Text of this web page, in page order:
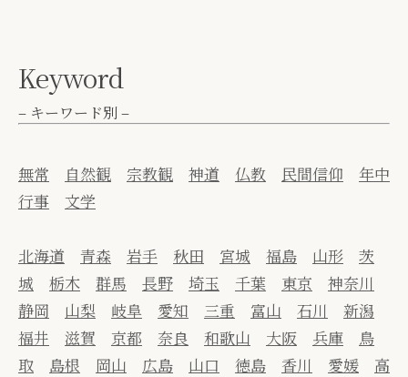
Keyword
– キーワード別 –
無常 自然観 宗教観 神道 仏教 民間信仰
年中
行事
文学
北海道 青森 岩手 秋田 宮城 福島 山形
茨
城
栃木 群馬 長野 埼玉 千葉 東京
神奈川
静岡
山梨 岐阜 愛知 三重 富山 石川
新潟
福井
滋賀 京都 奈良 和歌山 大阪 兵庫
鳥
取
島根 岡山 広島 山口 徳島 香川 愛媛
高